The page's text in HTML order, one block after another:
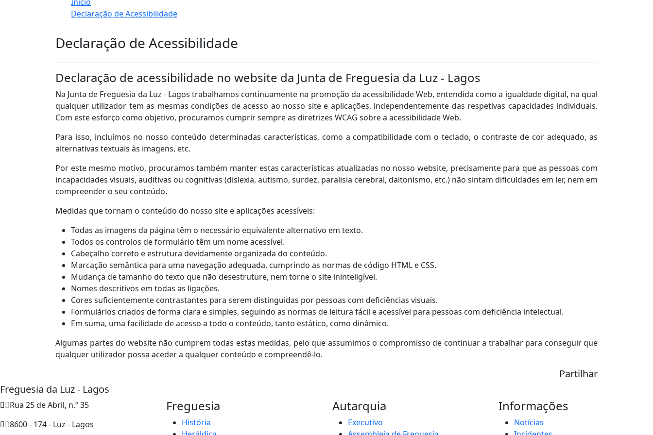
Declaração de Acessibilidade
Declaração de Acessibilidade
Declaração de acessibilidade no website da Junta de Freguesia da Luz - Lagos
Na Junta de Freguesia da Luz - Lagos trabalhamos continuamente na promoção da acessibilidade Web, entendida como a igualdade digital, na qual
qualquer utilizador tem as mesmas condições de acesso ao nosso site e aplicações, independentemente das respetivas capacidades individuais.
Com este esforço como objetivo, procuramos cumprir sempre as diretrizes WCAG sobre a acessibilidade Web.
Para isso, incluímos no nosso conteúdo determinadas características, como a compatibilidade com o teclado, o contraste de cor adequado, as
alternativas textuais às imagens, etc.
Por este mesmo motivo, procuramos também manter estas características atualizadas no nosso website, precisamente para que as pessoas com
incapacidades visuais, auditivas ou cognitivas (dislexia, autismo, surdez, paralisia cerebral, daltonismo, etc.) não sintam dificuldades em ler, nem em
compreender o seu conteúdo.
Medidas que tornam o conteúdo do nosso site e aplicações acessíveis:
Todas as imagens da página têm o necessário equivalente alternativo em texto.
Todos os controlos de formulário têm um nome acessível.
Cabeçalho correto e estrutura devidamente organizada do conteúdo.
Marcação semântica para uma navegação adequada, cumprindo as normas de código HTML e CSS.
Mudança de tamanho do texto que não desestruture, nem torne o site ininteligível.
Nomes descritivos em todas as ligações.
Cores suficientemente contrastantes para serem distinguidas por pessoas com deficiências visuais.
Formulários criados de forma clara e simples, seguindo as normas de leitura fácil e acessível para pessoas com deficiência intelectual.
Em suma, uma facilidade de acesso a todo o conteúdo, tanto estático, como dinâmico.
Algumas partes do website não cumprem todas estas medidas, pelo que assumimos o compromisso de continuar a trabalhar para conseguir que
qualquer utilizador possa aceder a qualquer conteúdo e compreendê-lo.
Partilhar
Freguesia da Luz - Lagos
Rua 25 de Abril, n.º 35
8600 - 174 - Luz - Lagos
Freguesia
História
Autarquia
Executivo
Informações
Notícias